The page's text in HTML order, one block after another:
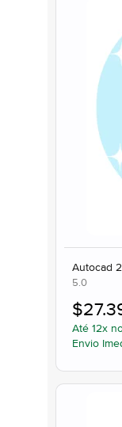
Autocad
5.0
Até 12x
Envio
$